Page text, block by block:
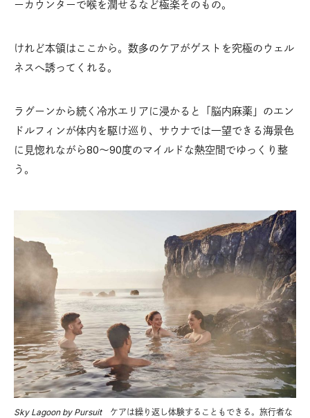
ーカウンターで喉を潤せるなど極楽そのもの。
けれど本領はここから。数多のケアがゲストを究極のウェル
ネスへ誘ってくれる。
ラグーンから続く冷水エリアに浸かると「脳内麻薬」のエン
ドルフィンが体内を駆け巡り、サウナでは一望できる海景色
に見惚れながら80〜90度のマイルドな熱空間でゆっくり整
う。
Sky Lagoon by Pursuitケアは繰り返し体験することもできる。旅行者な